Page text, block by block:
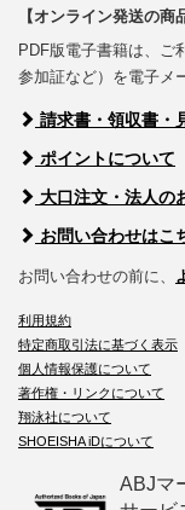
【オンライン発送の商
PDF版電子書籍は、ご
参加証など）を電子メ
請求書・領収書・
ポイントについて
大口注文・法人の
お問い合わせはこ
お問い合わせの前に、
利用規約
特定商取引法に基づく表示
個人情報保護について
著作権・リンクについて
翔泳社について
SHOEISHA iDについて
ABJマ